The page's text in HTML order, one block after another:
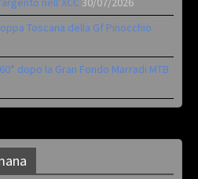
Toscana della Gf Pinocchio
dopo la Gran Fondo Marradi MTB